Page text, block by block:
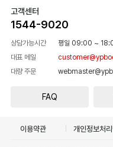
고객센터
1544-9020
상담가능시간 평일 09:00 ~
대표 메일
대량 주문
FAQ
이용약관 개인정보처